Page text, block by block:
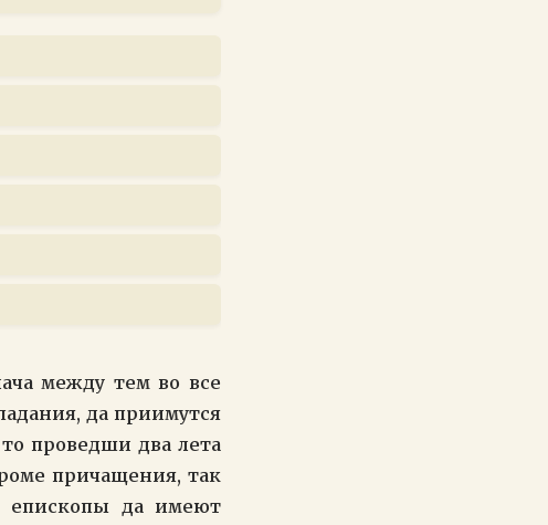
между тем во все
да приимутся
проведши два лета
причащения, так
епископы да имеют